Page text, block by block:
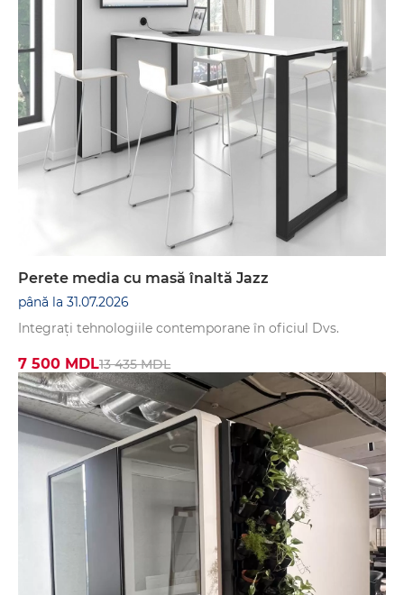
Perete media cu masă înaltă Jazz
până la 31.07.2026
Integrați tehnologiile contemporane în oficiul Dvs.
7 500 MDL13 435 MDL